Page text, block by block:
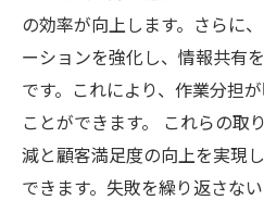
の効率が向上します。さらに
ーションを強化し、情報共有
です。これにより、作業分担
ことができます。 これらの取
減と顧客満足度の向上を実現
できます。失敗を繰り返さな